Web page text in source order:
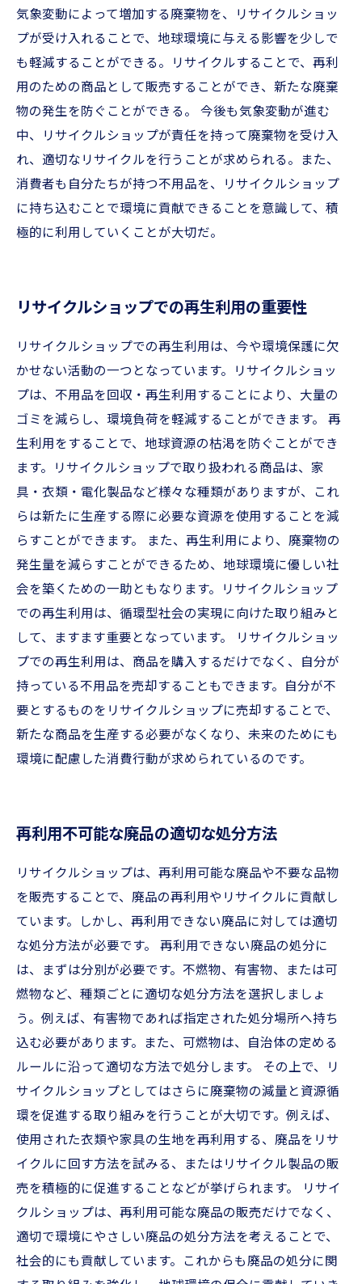
気象変動によって増加する廃棄物を、リサイクルショッ
プが受け入れることで、地球環境に与える影響を少しで
も軽減することができる。リサイクルすることで、再利
用のための商品として販売することができ、新たな廃棄
物の発生を防ぐことができる。 今後も気象変動が進む
中、リサイクルショップが責任を持って廃棄物を受け入
れ、適切なリサイクルを行うことが求められる。また、
消費者も自分たちが持つ不用品を、リサイクルショップ
に持ち込むことで環境に貢献できることを意識して、積
極的に利用していくことが大切だ。
リサイクルショップでの再生利用の重要性
リサイクルショップでの再生利用は、今や環境保護に欠
かせない活動の一つとなっています。リサイクルショッ
プは、不用品を回収・再生利用することにより、大量の
ゴミを減らし、環境負荷を軽減することができます。 再
生利用をすることで、地球資源の枯渇を防ぐことができ
ます。リサイクルショップで取り扱われる商品は、家
具・衣類・電化製品など様々な種類がありますが、これ
らは新たに生産する際に必要な資源を使用することを減
らすことができます。 また、再生利用により、廃棄物の
発生量を減らすことができるため、地球環境に優しい社
会を築くための一助ともなります。リサイクルショップ
での再生利用は、循環型社会の実現に向けた取り組みと
して、ますます重要となっています。 リサイクルショッ
プでの再生利用は、商品を購入するだけでなく、自分が
持っている不用品を売却することもできます。自分が不
要とするものをリサイクルショップに売却することで、
新たな商品を生産する必要がなくなり、未来のためにも
環境に配慮した消費行動が求められているのです。
再利用不可能な廃品の適切な処分方法
リサイクルショップは、再利用可能な廃品や不要な品物
を販売することで、廃品の再利用やリサイクルに貢献し
ています。しかし、再利用できない廃品に対しては適切
な処分方法が必要です。 再利用できない廃品の処分に
は、まずは分別が必要です。不燃物、有害物、または可
燃物など、種類ごとに適切な処分方法を選択しましょ
う。例えば、有害物であれば指定された処分場所へ持ち
込む必要があります。また、可燃物は、自治体の定める
ルールに沿って適切な方法で処分します。 その上で、リ
サイクルショップとしてはさらに廃棄物の減量と資源循
環を促進する取り組みを行うことが大切です。例えば、
使用された衣類や家具の生地を再利用する、廃品をリサ
イクルに回す方法を試みる、またはリサイクル製品の販
売を積極的に促進することなどが挙げられます。 リサイ
クルショップは、再利用可能な廃品の販売だけでなく、
適切で環境にやさしい廃品の処分方法を考えることで、
社会的にも貢献しています。これからも廃品の処分に関